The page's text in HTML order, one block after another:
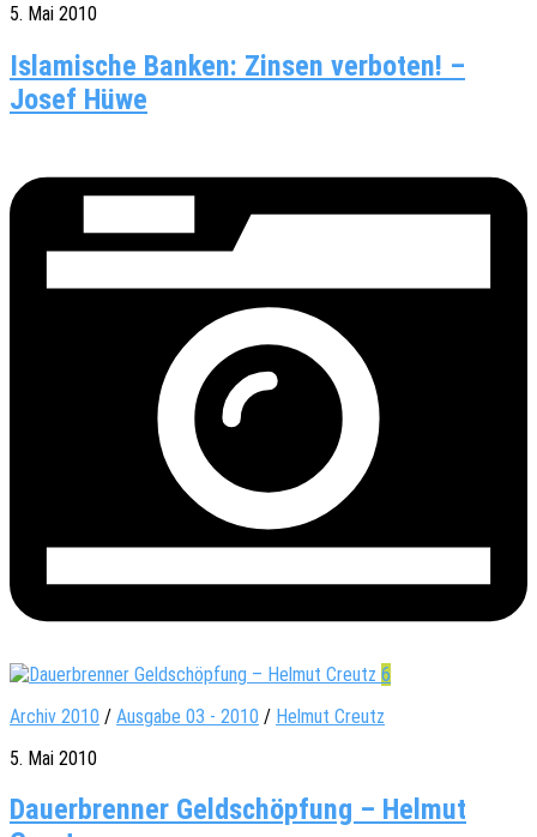
5. Mai 2010
Islamische Banken: Zinsen verboten! –
Josef Hüwe
6
Archiv 2010 / Ausgabe 03 - 2010 / Helmut Creutz
5. Mai 2010
Dauerbrenner Geldschöpfung – Helmut